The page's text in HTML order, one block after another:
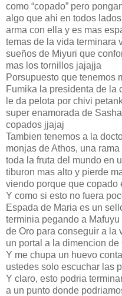
como “copado” pero
algo que ahi en todos
arma con ella y es mas
temas de la vida terminara
sueños de Miyuri que
mas los tornillos jajajja
Porsupuesto que tenemos
Fumika la presidenta de la
le da pelota por chivi
super enamorada de
copados jjajaj
Tambien tenemos a la
monjas de Athos, una
toda la fruta del mundo en
tiburon mas alto y pierde
viendo porque que copado
Y como si esto no fuera
Espada de Maria es un
terminia pegando a
de Oro para conseguir a la
un portal a la dimencion de
Y me chupa un huevo
ustedes solo escuchar las
Y claro, esto podria
a un punto donde